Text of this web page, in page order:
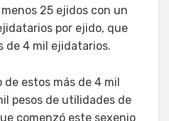
25 ejidos con un
por ejido, que
de 4 mil ejidatarios.
de estos más de 4 mil
pesos de utilidades de
comenzó este sexenio